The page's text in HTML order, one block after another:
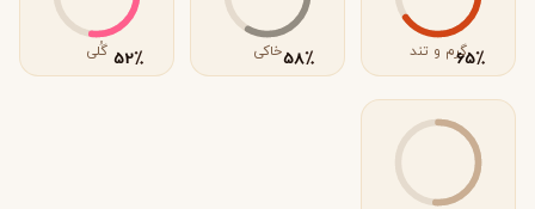
٪65گرم و تند 58
52
51بالزامیک